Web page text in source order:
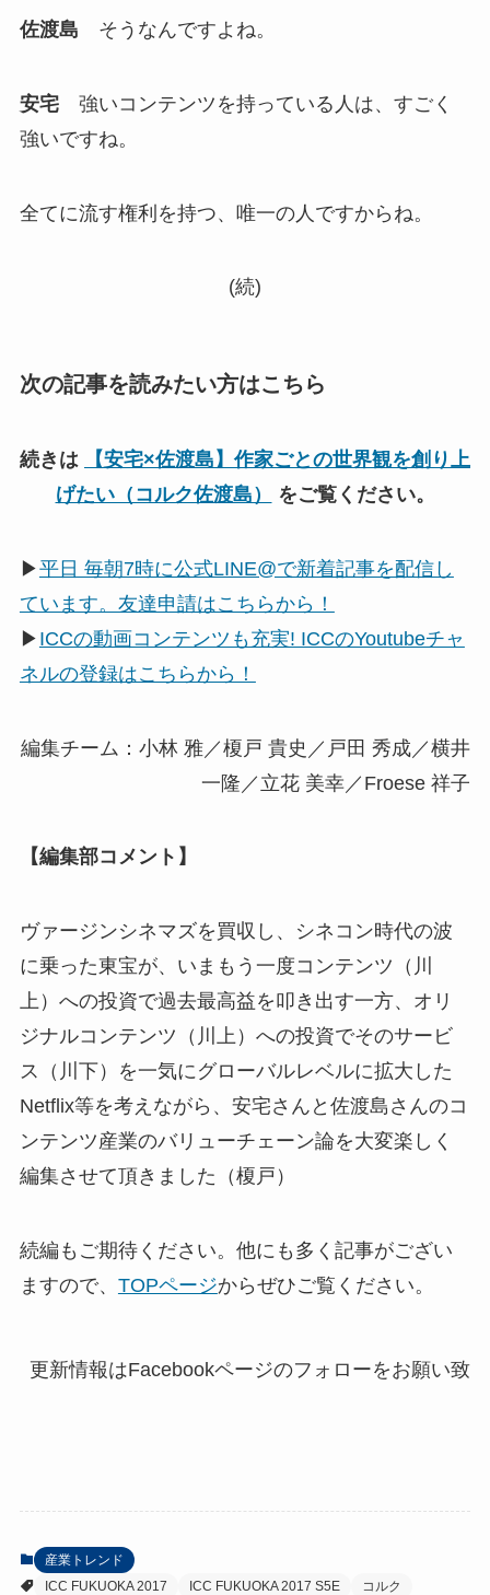
佐渡島 そうなんですよね。
安宅強いコンテンツを持っている人は、すごく
強いですね。
全てに流す権利を持つ、唯一の人ですからね。
(続)
次の記事を読みたい方はこちら
続きは
【安宅×佐渡島】作家ごとの世界観を創り上
げたい（コルク佐渡島）
をご覧ください。
▶平日 毎朝7時に公式LINE@で新着記事を配信し
ています。友達申請はこちらから！
▶ ICCの動画コンテンツも充実! ICCのYoutubeチャ
ネルの登録はこちらから！
編集チーム：小林 雅／榎戸 貴史／戸田 秀成／横井
一隆／立花 美幸／Froese 祥子
【編集部コメント】
ヴァージンシネマズを買収し、シネコン時代の波
に乗った東宝が、いまもう一度コンテンツ（川
上）への投資で過去最高益を叩き出す一方、オリ
ジナルコンテンツ（川上）への投資でそのサービ
ス（川下）を一気にグローバルレベルに拡大した
Netflix等を考えながら、安宅さんと佐渡島さんのコ
ンテンツ産業のバリューチェーン論を大変楽しく
編集させて頂きました（榎戸）
続編もご期待ください。他にも多く記事がござい
ますので、 TOPページからぜひご覧ください。
産業トレンド
ICC FUKUOKA 2017
ICC FUKUOKA 2017 S5E
コルク